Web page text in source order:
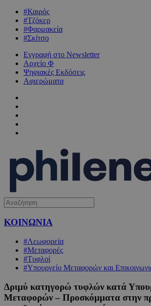
#Καιρός
#Τζόκερ
#Φαρμακεία
#Σκίτσο
Εγγραφή στο Newsletter
Αρχείο Φ
Ψηφιακές Εκδόσεις
Αφιερώματα
ΚΟΙΝΩΝΙΑ
#Λεωφορεία
#Μεταφορές
#Τυφλοί
#Υπουργείο Μεταφορών και
Δριμύ κατηγορώ τυφλών κατά
Μεταφορών – Προσκόμματα στην